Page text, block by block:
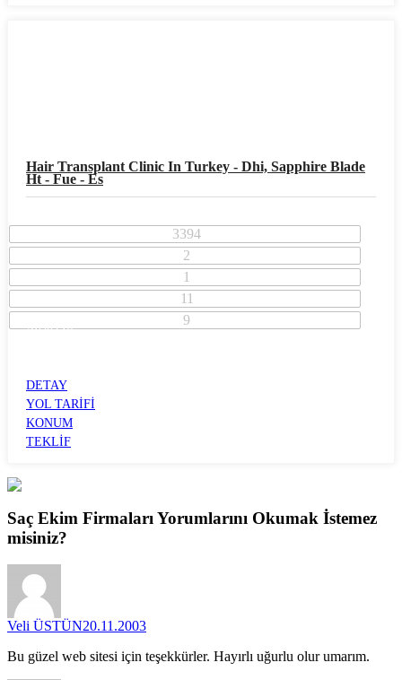
Hair Transplant Clinic In Turkey - Dhi, Sapphire Blade
Ht - Fue - Es
3394
2
1
11
9
Adana İli
DETAY
YOL TARİFİ
KONUM
TEKLİF
Saç Ekim Firmaları Yorumlarını Okumak İstemez
misiniz?
Veli ÜSTÜN20.11.2003
Bu güzel web sitesi için teşekkürler. Hayırlı uğurlu olur umarım.